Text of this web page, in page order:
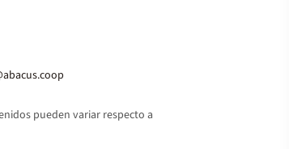
pueden variar respecto a